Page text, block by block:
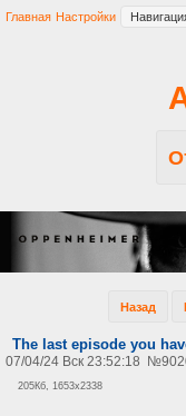
Главная Настройки
Назад
The last episode you
07/04/24 Вск 23:52:18
№
205Кб, 1653x2338